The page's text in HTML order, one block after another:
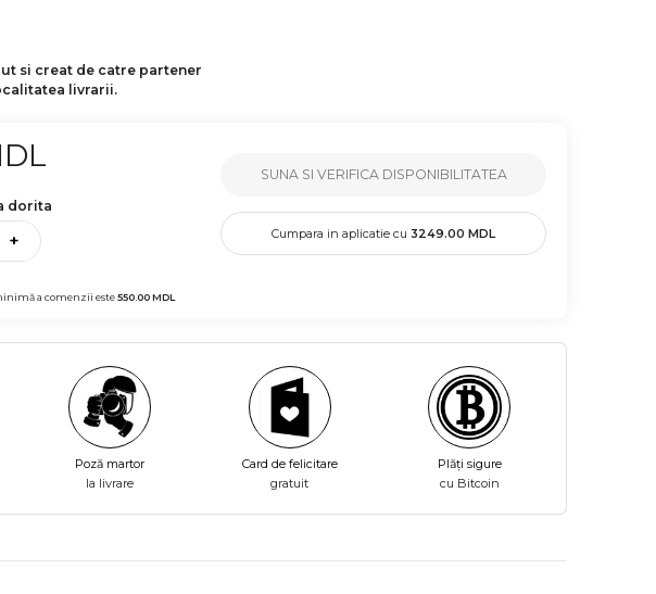
si creat de catre partener
livrarii.
dorita
+
a comenzii este550.00MDL
SUNA SI VERIFICA DISPONIBILITATEA
Cumpara in aplicatie cu 3249.00 MDL
Poză martor
la livrare
Card de felicitare
gratuit
Plăți sigure
cu Bitcoin